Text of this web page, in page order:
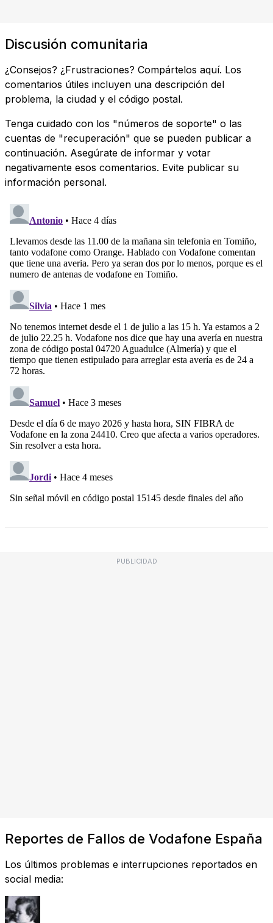
Discusión comunitaria
¿Consejos? ¿Frustraciones? Compártelos aquí. Los
comentarios útiles incluyen una descripción del
problema, la ciudad y el código postal.
Tenga cuidado con los "números de soporte" o las
cuentas de "recuperación" que se pueden publicar a
continuación. Asegúrate de informar y votar
negativamente esos comentarios. Evite publicar su
información personal.
PUBLICIDAD
Reportes de Fallos de Vodafone España
Los últimos problemas e interrupciones reportados en
social media: